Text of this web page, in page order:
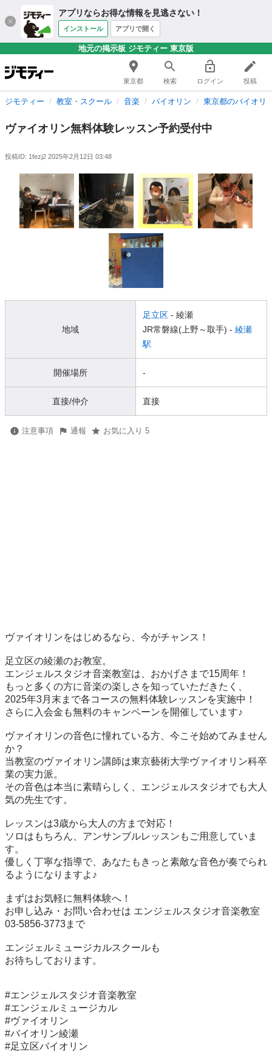
アプリならお得な情報を見逃さない！
インストール アプリで開く
地元の掲示板 ジモティー 東京版
東京都 検索 ログイン 投稿
ジモティー 教室・スクール 音楽 バイオリン 東京都のバイオリ
ヴァイオリン無料体験レッスン予約受付中
投稿ID: 1fezj2 2025年2月12日 03:48
地域
足立区 - 綾瀬
JR常磐線(上野～取手) - 綾瀬
駅
開催場所 -
直接/仲介 直接
注意事項 通報 お気に入り 5
ヴァイオリンをはじめるなら、今がチャンス！
足立区の綾瀬のお教室。
エンジェルスタジオ音楽教室は、おかげさまで15周年！
もっと多くの方に音楽の楽しさを知っていただきたく、
2025年3月末まで各コースの無料体験レッスンを実施中！
さらに入会金も無料のキャンペーンを開催しています♪
ヴァイオリンの音色に憧れている方、今こそ始めてみません
か？
当教室のヴァイオリン講師は東京藝術大学ヴァイオリン科卒
業の実力派。
その音色は本当に素晴らしく、エンジェルスタジオでも大人
気の先生です。
レッスンは3歳から大人の方まで対応！
ソロはもちろん、アンサンブルレッスンもご用意していま
す。
優しく丁寧な指導で、あなたもきっと素敵な音色が奏でられ
るようになりますよ♪
まずはお気軽に無料体験へ！
お申し込み・お問い合わせは エンジェルスタジオ音楽教室
03-5856-3773まで
エンジェルミュージカルスクールも
お待ちしております。
#エンジェルスタジオ音楽教室
#エンジェルミュージカル
#ヴァイオリン
#バイオリン綾瀬
#足立区バイオリン